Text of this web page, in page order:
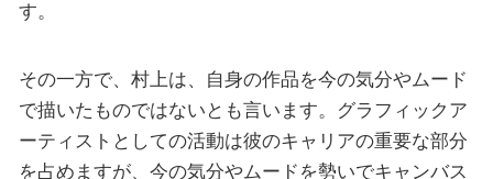
す。
その一方で、村上は、自身の作品を今の気分やムード
で描いたものではないとも言います。グラフィックア
ーティストとしての活動は彼のキャリアの重要な部分
を占めますが、今の気分やムードを勢いでキャンバス